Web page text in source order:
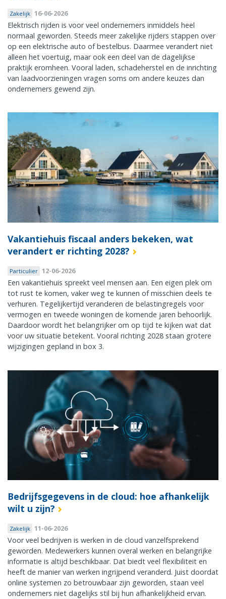
Zakelijk 16-06-2026
Elektrisch rijden is voor veel ondernemers inmiddels heel
normaal geworden. Steeds meer zakelijke rijders stappen over
op een elektrische auto of bestelbus. Daarmee verandert niet
alleen het voertuig, maar ook een deel van de dagelijkse
praktijk eromheen. Vooral laden, schadeherstel en de inrichting
van laadvoorzieningen vragen soms om andere keuzes dan
ondernemers gewend zijn.
Vakantiehuis fiscaal anders bekeken, wat
verandert er richting 2028?
Particulier 12-06-2026
Een vakantiehuis spreekt veel mensen aan. Een eigen plek om
tot rust te komen, vaker weg te kunnen of misschien deels te
verhuren. Tegelijkertijd veranderen de belastingregels voor
vermogen en tweede woningen de komende jaren behoorlijk.
Daardoor wordt het belangrijker om op tijd te kijken wat dat
voor uw situatie betekent. Vooral richting 2028 staan grotere
wijzigingen gepland in box 3.
Bedrijfsgegevens in de cloud: hoe afhankelijk
wilt u zijn?
Zakelijk 11-06-2026
Voor veel bedrijven is werken in de cloud vanzelfsprekend
geworden. Medewerkers kunnen overal werken en belangrijke
informatie is altijd beschikbaar. Dat biedt veel flexibiliteit en
heeft de manier van werken ingrijpend veranderd. Juist doordat
online systemen zo betrouwbaar zijn geworden, staan veel
ondernemers niet dagelijks stil bij hun afhankelijkheid ervan.